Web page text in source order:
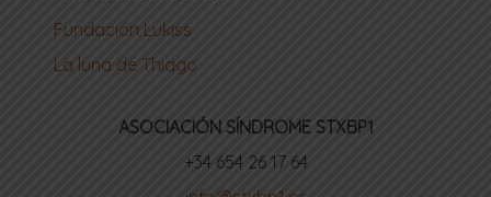
Fundación Lukiss
La luna de Thiago
ASOCIACIÓN SÍNDROME STXBP1
‪+34 654 26 17 64‬